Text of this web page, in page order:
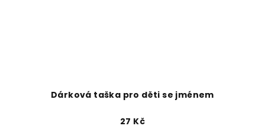
Dárková taška pro děti se jménem
27 Kč